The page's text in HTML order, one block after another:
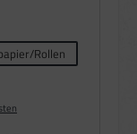
Rollen